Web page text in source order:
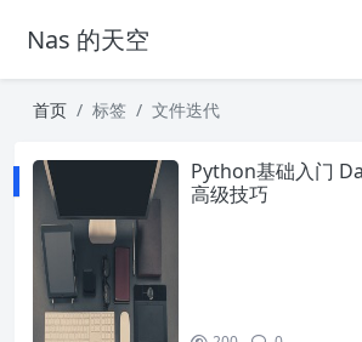
Nas 的天空
首页 标签 文件迭代
Python基础入门
高级技巧